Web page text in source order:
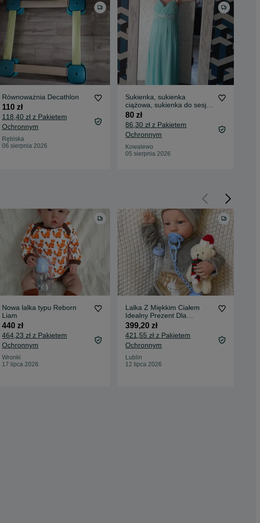
Równoważnia Decathlon
110 zł
118,40 zł z Pakietem
Ochronnym
Rębiska
06 sierpnia 2026
Sukienka, sukienka
ciążowa, sukienka do sesji
ciążowej
80 zł
86,30 zł z Pakietem
Ochronnym
Kowalewo
05 sierpnia 2026
Nowa lalka typu Reborn
Liam
440 zł
464,23 zł z Pakietem
Ochronnym
Wronki
17 lipca 2026
Lalka Z Miękkim Ciałem
Idealny Prezent Dla
Dziewczynki
399,20 zł
421,55 zł z Pakietem
Ochronnym
Lublin
12 lipca 2026